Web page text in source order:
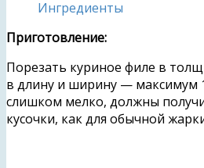
Ингредиенты
Приготовление:
Порезать куриное филе в
в длину и ширину — максимум
слишком мелко, должны
кусочки, как для обычной